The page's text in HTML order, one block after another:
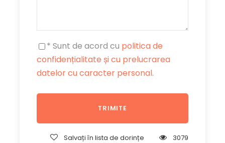
* Sunt de acord cu politica de
confidențialitate și cu prelucrarea
datelor cu caracter personal.
Salvați în lista de dorințe 3079